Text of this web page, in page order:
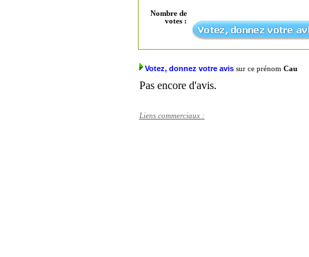
Nombre de
votes :
Votez, donnez votre avissur ce prénom Cau
Pas encore d'avis.
Liens commerciaux :